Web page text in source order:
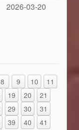
2026-03-20
8 9 10
11
19 20
21
29 30
31
39 40
41